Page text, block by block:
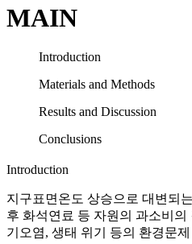
MAIN
Introduction
Materials and Methods
Results and Discussion
Conclusions
Introduction
지구표면온도 상승으로 대변되
후 화석연료 등 자원의 과소비의
기오염, 생태 위기 등의 환경문